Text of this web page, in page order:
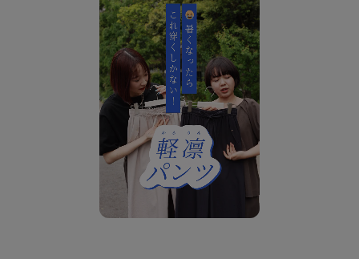
同素材でお作りした軽凛(かろりん)シリーズのジャケット(C62-45317)とブラ
ウス(C62-85317)とセットアップとして着ていただけます。
Tシャツに合わせてシンプルなカジュアルコーデはもちろん、
サマーニットやシャツに合わせて大人カジュアルコーデもおすすめです。
ブラウスを合わせてオフィスカジュアルにも。
【軽凛(かろりん)シリーズ】
C62-45317 軽凛(かろりん) ひんやり半袖ジャケット
C62-85317 軽凛(かろりん) ひんやりタックブラウス
C62-65325 着丈選べる 軽凛(かろりん)ひんやりフラップイージーパンツ